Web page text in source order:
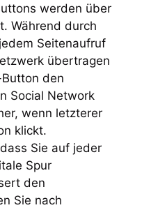
werden über
Während durch
Seitenaufruf
übertragen
den
Social Network
wenn letzterer
klickt.
Sie auf jeder
Spur
den
Sie nach